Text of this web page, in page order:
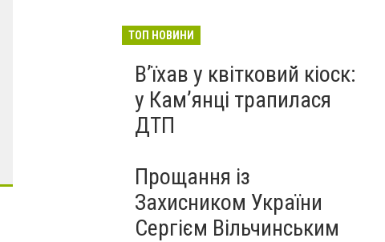
ТОП НОВИНИ
Вʼїхав у квітковий кіоск:
у Камʼянці трапилася
ДТП
Прощання із
Захисником України
Сергієм Вільчинським